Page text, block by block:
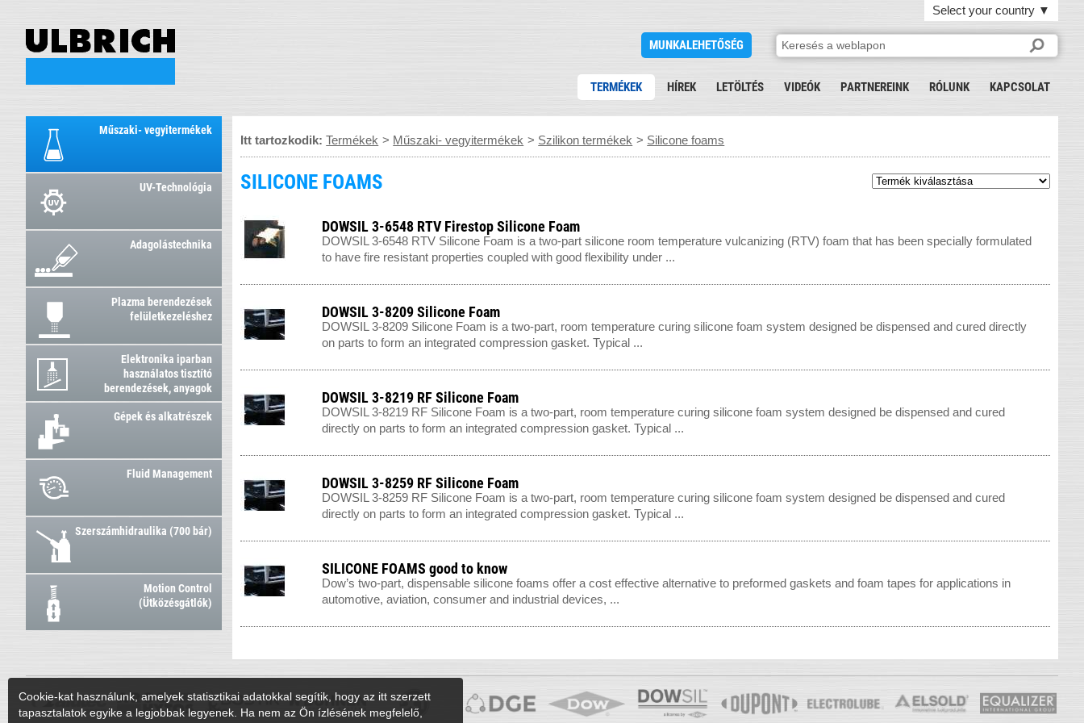
Select your country ▼
MUNKALEHETŐSÉG
TERMÉKEK HÍREK LETÖLTÉS VIDEÓK PARTNEREINK RÓLUNK KAPCSOLAT
Műszaki- vegyitermékek
UV-Technológia
Adagolástechnika
Plazma berendezések
felületkezeléshez
Elektronika iparban
használatos tisztító
berendezések, anyagok
Gépek és alkatrészek
Fluid Management
Szerszámhidraulika (700 bár)
Motion Control
(Ütközésgátlók)
Itt tartozkodik:Termékek > Műszaki- vegyitermékek > Szilikon termékek > Silicone foams
SILICONE FOAMS
DOWSIL 3-6548 RTV Firestop Silicone Foam
DOWSIL 3-6548 RTV Silicone Foam is a two-part silicone room temperature vulcanizing (RTV) foam that has been specially formulated
to have fire resistant properties coupled with good flexibility under ...
DOWSIL 3-8209 Silicone Foam
DOWSIL 3-8209 Silicone Foam is a two-part, room temperature curing silicone foam system designed be dispensed and cured directly
on parts to form an integrated compression gasket. Typical ...
DOWSIL 3-8219 RF Silicone Foam
DOWSIL 3-8219 RF Silicone Foam is a two-part, room temperature curing silicone foam system designed be dispensed and cured
directly on parts to form an integrated compression gasket. Typical ...
DOWSIL 3-8259 RF Silicone Foam
DOWSIL 3-8259 RF Silicone Foam is a two-part, room temperature curing silicone foam system designed be dispensed and cured
directly on parts to form an integrated compression gasket. Typical ...
SILICONE FOAMS good to know
Dow’s two-part, dispensable silicone foams offer a cost effective alternative to preformed gaskets and foam tapes for applications in
automotive, aviation, consumer and industrial devices, ...
Cookie-kat használunk, amelyek statisztikai adatokkal segítik, hogy az itt szerzett
tapasztalatok egyike a legjobbak legyenek. Ha nem az Ön ízlésének megfelelő,